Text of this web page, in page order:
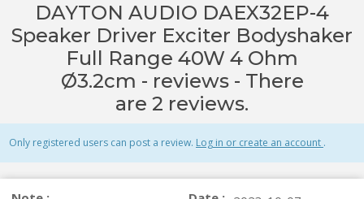
DAYTON AUDIO DAEX32EP-4
Speaker Driver Exciter Bodyshaker
Full Range 40W 4 Ohm
Ø3.2cm - reviews - There
are 2 reviews.
Only registered users can post a review. Log in or create an account .